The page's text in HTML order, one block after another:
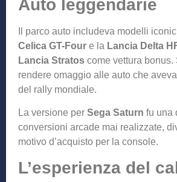
Auto leggendarie
Il parco auto includeva modelli
Celica GT-Four e la Lancia Delta
Lancia Stratos come vettura bonus.
rendere omaggio alle auto che
del rally mondiale.
La versione per Sega Saturn fu una
conversioni arcade mai realizzate,
motivo d’acquisto per la console.
L’esperienza del